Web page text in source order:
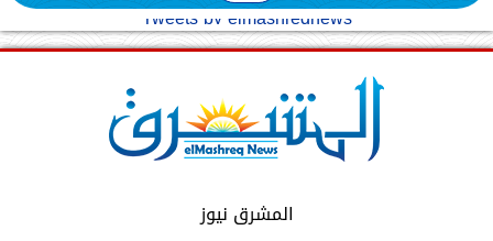
Tweets by elmashreqnews
المشرق نيوز